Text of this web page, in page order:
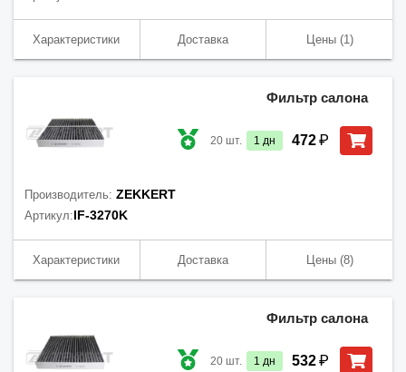
Характеристики Доставка Цены(1)
Фильтр салона
20 шт. 1 дн 472₽
Производитель: ZEKKERT
Артикул:IF-3270K
Характеристики Доставка Цены(8)
Фильтр салона
20 шт. 1 дн 532₽